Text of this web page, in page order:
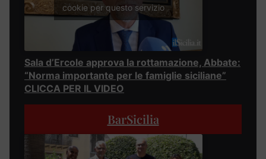
cookie per questo servizio
Sala d’Ercole approva la rottamazione, Abbate:
“Norma importante per le famiglie siciliane”
CLICCA PER IL VIDEO
BarSicilia